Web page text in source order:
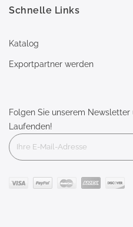
Schnelle Links
Katalog
Exportpartner werden
Folgen Sie unserem
Laufenden!